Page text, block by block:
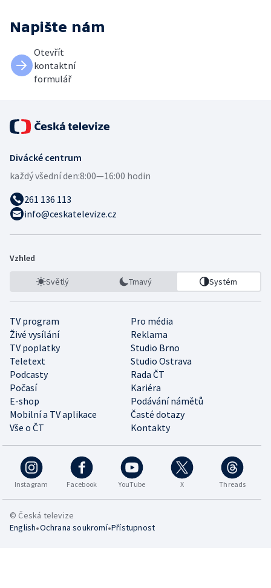
Napište nám
Otevřít
kontaktní
formulář
Divácké centrum
každý všední den:8:00—16:00 hodin
261 136 113
info@ceskatelevize.cz
Vzhled
Světlý Tmavý Systém
TV program
Pro média
Živé vysílání
Reklama
TV poplatky
Studio Brno
Teletext
Studio Ostrava
Podcasty
Rada ČT
Počasí
Kariéra
E-shop
Podávání námětů
Mobilní a TV aplikace
Časté dotazy
Vše o ČT
Kontakty
Instagram Facebook YouTube X Threads
© Česká televize
English•Ochrana soukromí•Přístupnost